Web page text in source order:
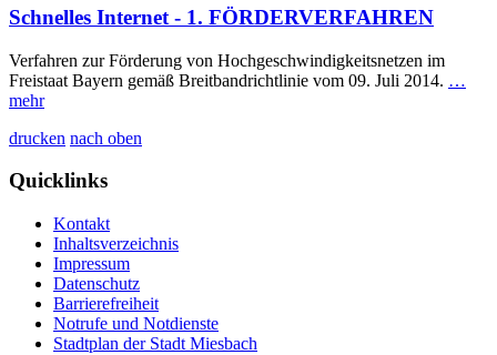
Schnelles Internet - 1. FÖRDERVERFAHREN
Verfahren zur Förderung von Hochgeschwindigkeitsnetzen im
Freistaat Bayern gemäß Breitbandrichtlinie vom 09. Juli 2014. …
mehr
drucken nach oben
Quicklinks
Kontakt
Inhaltsverzeichnis
Impressum
Datenschutz
Barrierefreiheit
Notrufe und Notdienste
Stadtplan der Stadt Miesbach